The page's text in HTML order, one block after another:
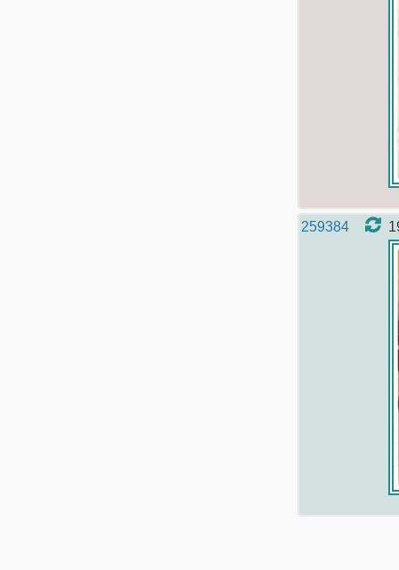
259384